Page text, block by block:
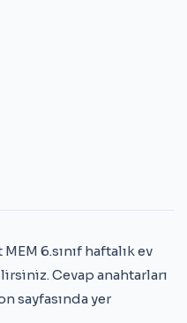
6.sınıf haftalık ev
Cevap anahtarları
sayfasında yer